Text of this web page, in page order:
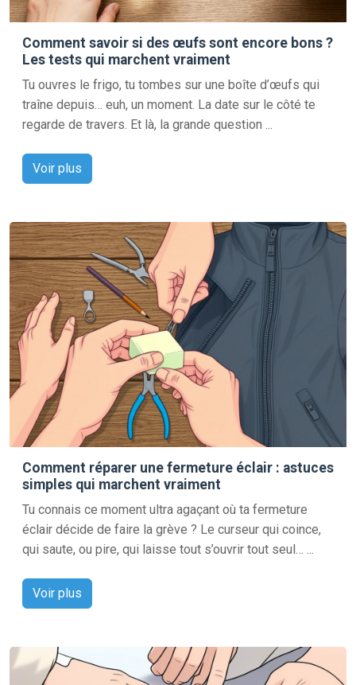
Comment savoir si des œufs sont encore bons ?
Les tests qui marchent vraiment
Tu ouvres le frigo, tu tombes sur une boîte d’œufs qui
traîne depuis… euh, un moment. La date sur le côté te
regarde de travers. Et là, la grande question ...
Voir plus
Comment réparer une fermeture éclair : astuces
simples qui marchent vraiment
Tu connais ce moment ultra agaçant où ta fermeture
éclair décide de faire la grève ? Le curseur qui coince,
qui saute, ou pire, qui laisse tout s’ouvrir tout seul… ...
Voir plus